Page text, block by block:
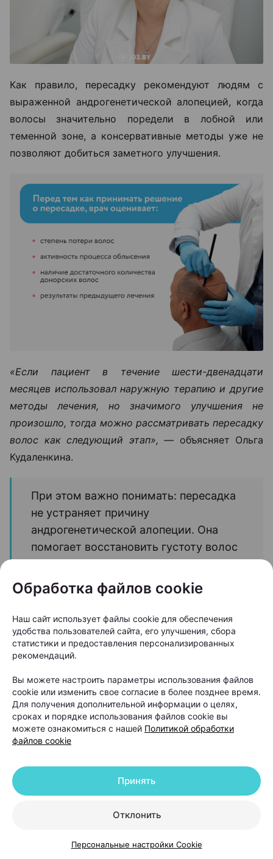
Как правило, пересадку рекомендуют людям с
выраженной андрогенетической алопецией, когда
волосы значительно поредели в лобной или
теменной зоне, а консервативные методы уже не
позволяют добиться заметного улучшения.
«Если пациент в течение шести-двенадцати
месяцев использовал наружную терапию и другие
методы лечения, но значимого улучшения не
произошло, тогда можно рассматривать пересадку
волос как следующий этап», — объясняет Ольга
Кудаленкина.
При этом важно понимать: пересадка
не устраняет причину
андрогенетической алопеции. Она
помогает восстановить густоту волос
в определенных зонах, но сам процесс
облысения может продолжаться.
Именно поэтому после операции работа с
волосами не заканчивается. В первые недели
после пересадки необходимо строго соблюдать
советуют:
избегать интенсивных физических нагрузок;
отказаться от посещения бани и сауны;
прямыми солнечными лучами;
временно отказаться от агрессивных средств
не использовать пилинги для кожи головы.
Отдельное внимание уделяется восстановлению
Обработка файлов cookie
Наш сайт использует файлы cookie для обеспечения
удобства пользователей сайта, его улучшения, сбора
статистики и предоставления персонализированных
рекомендаций.
Вы можете настроить параметры использования файлов
cookie или изменить свое согласие в более позднее время.
Для получения дополнительной информации о целях,
сроках и порядке использования файлов cookie вы
можете ознакомиться с нашей Политикой обработки
файлов cookie
Отклонить
Принять
Персональные настройки Cookie